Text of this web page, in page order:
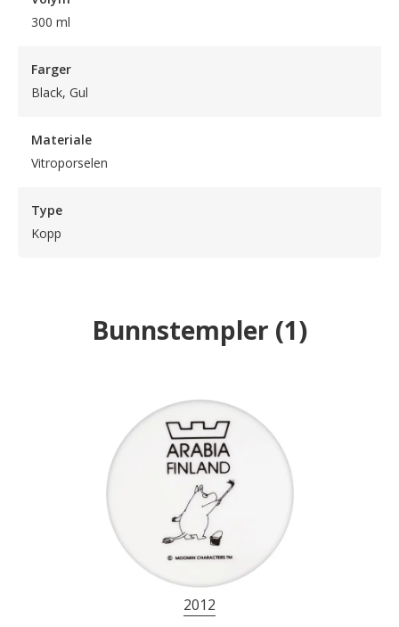
300 ml
Farger
Black, Gul
Materiale
Vitroporselen
Type
Kopp
Bunnstempler (1)
2012